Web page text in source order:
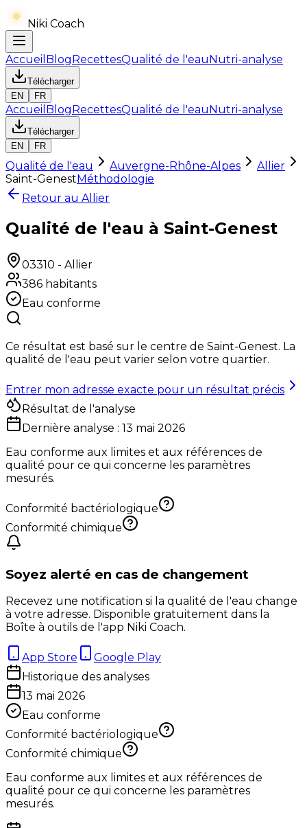
Niki Coach
Accueil BlogRecettesQualité de l'eauNutri-analyse
Télécharger
EN
FR
Accueil BlogRecettesQualité de l'eauNutri-analyse
Télécharger
EN
FR
Qualité de l'eau Auvergne-Rhône-Alpes
Allier
Saint-GenestMéthodologie
Retour au Allier
Qualité de l'eau à Saint-Genest
03310 - Allier
386 habitants
Eau conforme
Ce résultat est basé sur le centre de Saint-Genest. La
qualité de l'eau peut varier selon votre quartier.
Entrer mon adresse exacte pour un résultat précis
Résultat de l'analyse
Dernière analyse : 13 mai 2026
Eau conforme aux limites et aux références de
qualité pour ce qui concerne les paramètres
mesurés.
Conformité bactériologique
Conformité chimique
Soyez alerté en cas de changement
Recevez une notification si la qualité de l'eau change
à votre adresse. Disponible gratuitement dans la
Boîte à outils de l'app Niki Coach.
App Store
Google Play
Historique des analyses
13 mai 2026
Eau conforme
Conformité bactériologique
Conformité chimique
Eau conforme aux limites et aux références de
qualité pour ce qui concerne les paramètres
mesurés.